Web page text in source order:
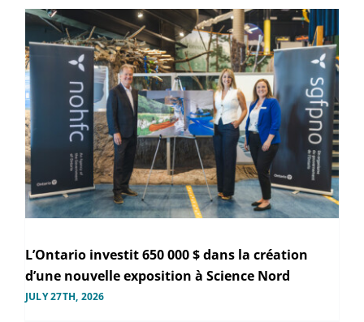
L’Ontario investit 650 000 $ dans la création
d’une nouvelle exposition à Science Nord
JULY 27TH, 2026